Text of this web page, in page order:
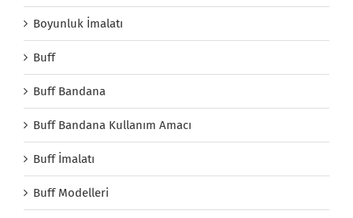
Boyunluk İmalatı
Buff
Buff Bandana
Buff Bandana Kullanım Amacı
Buff İmalatı
Buff Modelleri